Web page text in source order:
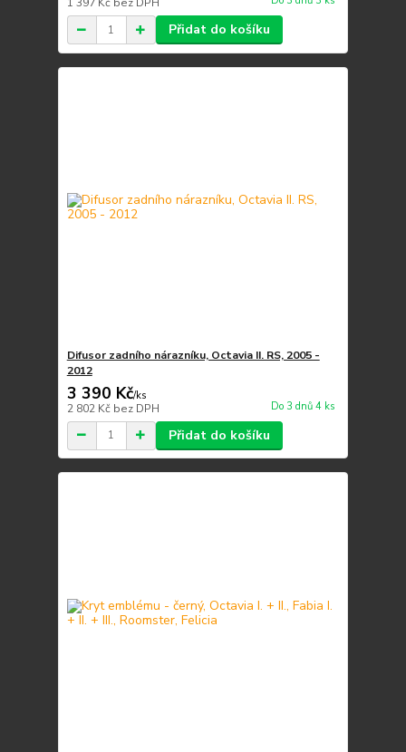
Přidat do košíku
Difusor zadního nárazníku, Octavia II. RS, 2005 -
2012
3 390 Kč/ks
2 802 Kč bez DPH Do 3 dnů 4 ks
Přidat do košíku